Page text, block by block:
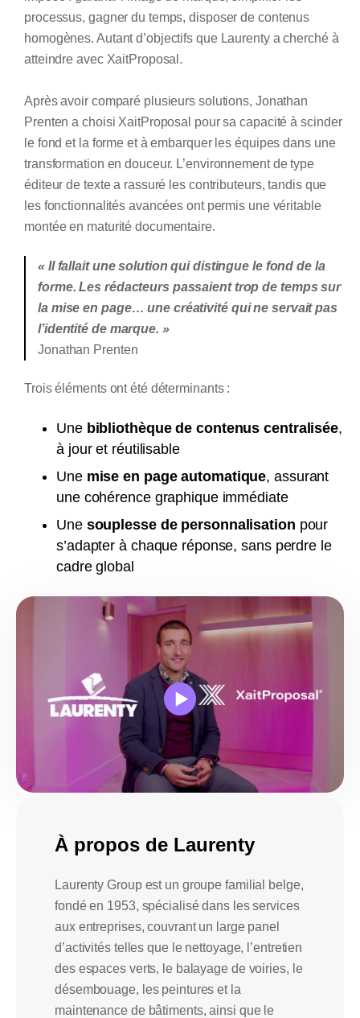
processus, gagner du temps, disposer de contenus
homogènes. Autant d’objectifs que Laurenty a cherché à
atteindre avec XaitProposal.
Après avoir comparé plusieurs solutions, Jonathan
Prenten a choisi XaitProposal pour sa capacitéà scinder
le fond et la forme et à embarquer les équipes dans une
transformation en douceur. L’environnement de type
éditeur de texte a rassuré les contributeurs, tandis que
les fonctionnalités avancées ont permis une véritable
montée en maturité documentaire.
« Il fallait une solution qui distingue le fond de la
forme. Les rédacteurs passaient trop de temps sur
la mise en page… une créativité qui ne servait pas
l’identité de marque. »
Jonathan Prenten
Trois éléments ont été déterminants :
Une bibliothèque de contenus centralisée,
à jour et réutilisable
Une mise en page automatique, assurant
une cohérence graphique immédiate
Une souplesse de personnalisation pour
s’adapter à chaque réponse, sans perdre le
cadre global
À propos de Laurenty
Laurenty Group est un groupe familial belge,
fondé en 1953, spécialisé dans les services
aux entreprises, couvrant un large panel
d’activités telles que le nettoyage, l’entretien
des espaces verts, le balayage de voiries, le
désembouage, les peintures et la
maintenance de bâtiments, ainsi que le